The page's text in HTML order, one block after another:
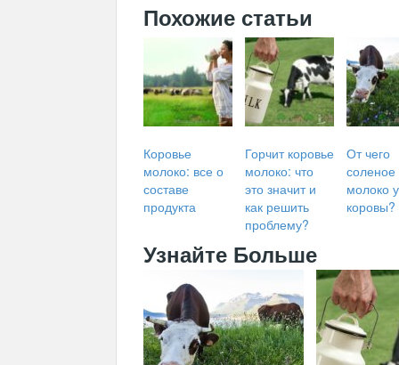
Похожие статьи
Коровье
молоко: все о
составе
продукта
Горчит коровье
молоко: что
это значит и
как решить
проблему?
От чего
соленое
молоко у
коровы?
Узнайте Больше